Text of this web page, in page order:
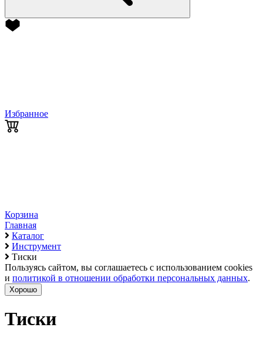
Избранное
Корзина
Главная
Каталог
Инструмент
Тиски
Пользуясь сайтом, вы соглашаетесь с использованием cookies
и политикой в отношении обработки персональных данных.
Хорошо
Тиски